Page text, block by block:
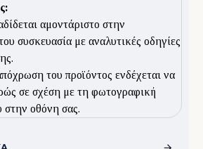
αμοντάριστο στην
συσκευασία με αναλυτικές οδηγίες
του προϊόντος ενδέχεται να
σε σχέση με τη φωτογραφική
στην οθόνη σας.